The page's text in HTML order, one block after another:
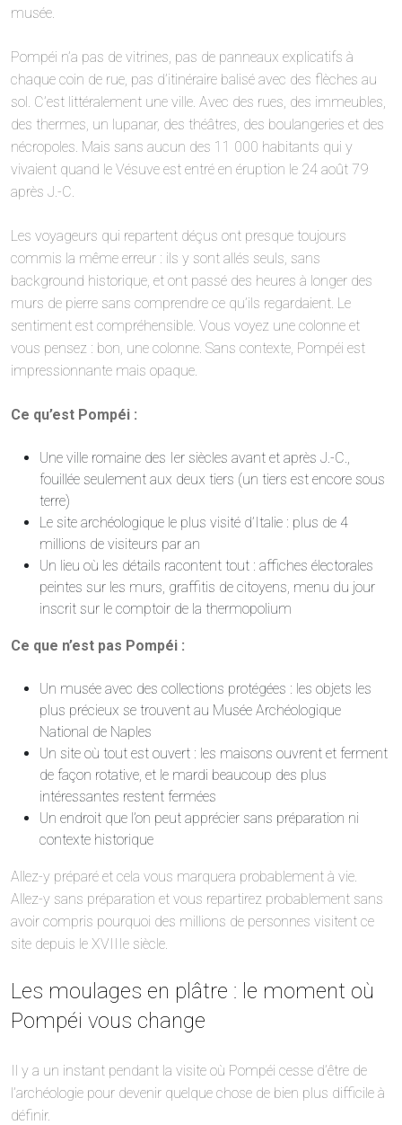
musée.
Pompéi n’a pas de vitrines, pas de panneaux explicatifs à
chaque coin de rue, pas d’itinéraire balisé avec des flèches au
sol. C’est littéralement une ville. Avec des rues, des immeubles,
des thermes, un lupanar, des théâtres, des boulangeries et des
nécropoles. Mais sans aucun des 11 000 habitants qui y
vivaient quand le Vésuve est entré en éruption le 24 août 79
après J.-C.
Les voyageurs qui repartent déçus ont presque toujours
commis la même erreur : ils y sont allés seuls, sans
background historique, et ont passé des heures à longer des
murs de pierre sans comprendre ce qu’ils regardaient. Le
sentiment est compréhensible. Vous voyez une colonne et
vous pensez : bon, une colonne. Sans contexte, Pompéi est
impressionnante mais opaque.
Ce qu’est Pompéi :
Une ville romaine des Ier siècles avant et après J.-C.,
fouillée seulement aux deux tiers (un tiers est encore sous
terre)
Le site archéologique le plus visité d’Italie : plus de 4
millions de visiteurs par an
Un lieu où les détails racontent tout : affiches électorales
peintes sur les murs, graffitis de citoyens, menu du jour
inscrit sur le comptoir de la thermopolium
Ce que n’est pas Pompéi :
Un musée avec des collections protégées : les objets les
plus précieux se trouvent au Musée Archéologique
National de Naples
Un site où tout est ouvert : les maisons ouvrent et ferment
de façon rotative, et le mardi beaucoup des plus
intéressantes restent fermées
Un endroit que l’on peut apprécier sans préparation ni
contexte historique
Allez-y préparé et cela vous marquera probablement à vie.
Allez-y sans préparation et vous repartirez probablement sans
avoir compris pourquoi des millions de personnes visitent ce
site depuis le XVIIIe siècle.
Les moulages en plâtre : le moment où
Pompéi vous change
Il y a un instant pendant la visite où Pompéi cesse d’être de
l’archéologie pour devenir quelque chose de bien plus difficile à
définir.